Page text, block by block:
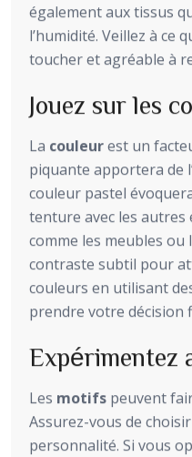
également aux tissus
l’humidité. Veillez à ce
toucher et agréable à
Jouez sur les
La couleurest un
piquante apportera de
couleur pastel
tenture avec les autres
comme les meubles ou
contraste subtil pour
couleurs en utilisant
prendre votre décision
Expérimentez
Les motifs peuvent
Assurez-vous de
personnalité. Si vous